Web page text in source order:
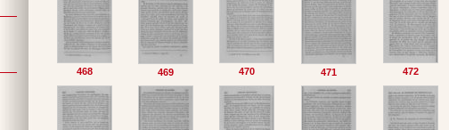
468 469 470 471 472